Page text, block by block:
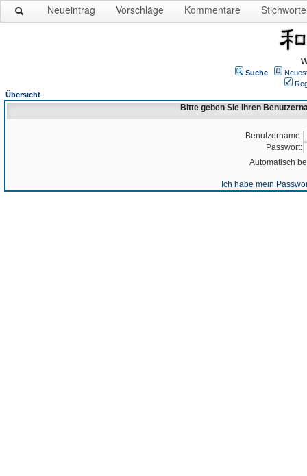
Neueintrag Vorschläge Kommentare Stichworte
Suche
Übersicht
Bitte geben Sie Ihren
Benutzername:
Passwort:
Automatisch
Ich habe mein